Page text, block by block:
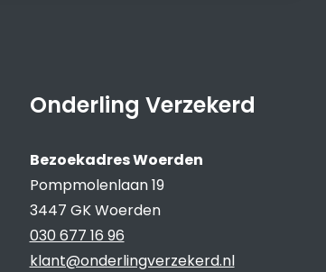
Onderling Verzekerd
Bezoekadres Woerden
Pompmolenlaan 19
3447 GK Woerden
030 677 16 96
klant@onderlingverzekerd.nl